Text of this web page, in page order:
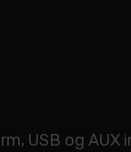
USB og AUX